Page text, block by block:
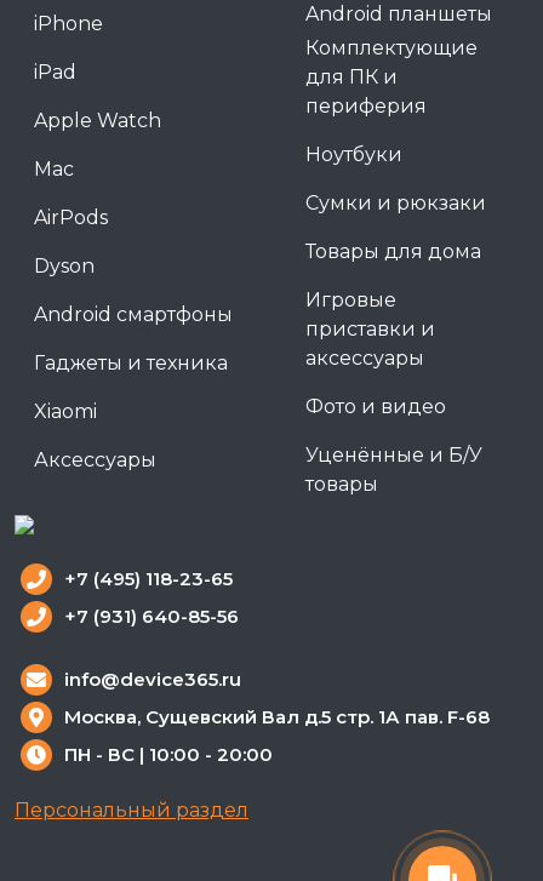
iPhone
iPad
Apple Watch
Mac
AirPods
Dyson
Android смартфоны
Гаджеты и техника
Xiaomi
Аксессуары
Android планшеты
Комплектующие
для ПК и
периферия
Ноутбуки
Сумки и рюкзаки
Товары для дома
Игровые
приставки и
аксессуары
Фото и видео
Уценённые и Б/У
товары
+7 (495) 118-23-65
+7 (931) 640-85-56
info@device365.ru
Москва, Сущевский Вал д.5 стр. 1А пав. F-68
ПН - ВС | 10:00 - 20:00
Персональный раздел